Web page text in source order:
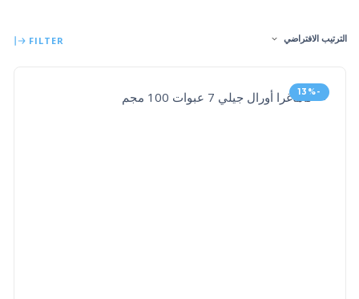
الترتيب الافتراضي FILTER
-13%